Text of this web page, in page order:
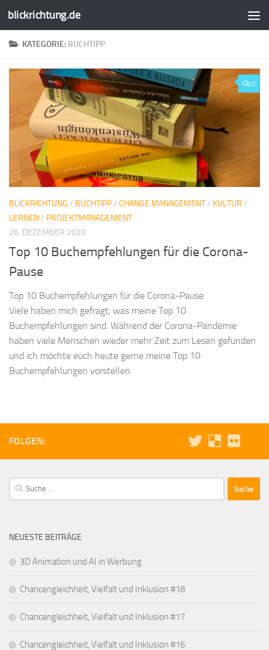
Zum Inhalt springen
blickrichtung.de
KATEGORIE: BUCHTIPP
0
BLICKRICHTUNG / BUCHTIPP/ CHANGE MANAGEMENT/ KULTUR /
LERNEN/ PROJEKTMANAGEMENT
26. DEZEMBER 2020
Top 10 Buchempfehlungen für die Corona-
Pause
Top 10 Buchempfehlungen für die Corona-Pause
Viele haben mich gefragt, was meine Top 10
Buchempfehlungen sind. Während der Corona-Pandemie
haben viele Menschen wieder mehr Zeit zum Lesen gefunden
und ich möchte euch heute gerne meine Top 10
Buchempfehlungen vorstellen.
FOLGEN:
Suche
nach:
NEUESTE BEITRÄGE
3D Animation und AI in Werbung
Chancengleichheit, Vielfalt und Inklusion #18
Chancengleichheit, Vielfalt und Inklusion #17
Chancengleichheit, Vielfalt und Inklusion #16